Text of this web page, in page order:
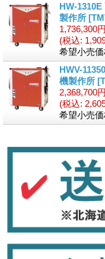
HW-
製作所
1,736,300円
(税込:
希望小売価
HWV-
機製作所
2,368,700円
(税込:
希望小売価